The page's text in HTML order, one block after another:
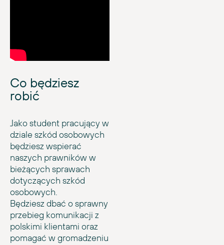
Co będziesz
robić
Jako student pracujący w
dziale szkód osobowych
będziesz wspierać
naszych prawników w
bieżących sprawach
dotyczących szkód
osobowych.
Będziesz dbać o sprawny
przebieg komunikacji z
polskimi klientami oraz
pomagać w gromadzeniu